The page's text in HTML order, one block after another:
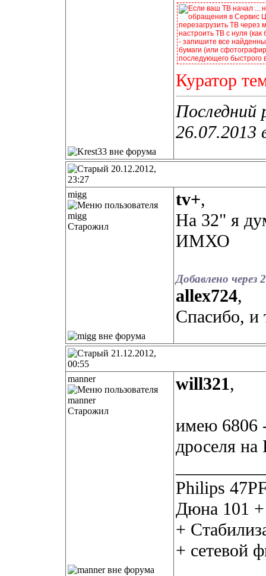
Если ваш ТВ начал ...
обращения в Сервис
перезагрузить ТВ через
настроить ТВ с нуля (как
- запишите все
бумаги (или
последующего быстрого
Куратор
Последний
26.07.2013
20.12.2012,
23:27
migg
Старожил
tv+,
На 32" я
ИМХО
Добавлено через
allex724,
Спасибо, и
21.12.2012,
00:55
manner
Старожил
will321,
имею 6806
дроселя
Philips
Дюна 101
+
+ сетевой